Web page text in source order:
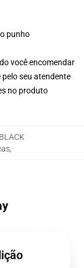
punho
você encomendar
seu atendente
no produto
,